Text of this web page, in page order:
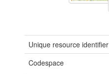
Unique resource identifier
Codespace